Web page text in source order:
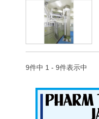
9件中 1 - 9件表示中